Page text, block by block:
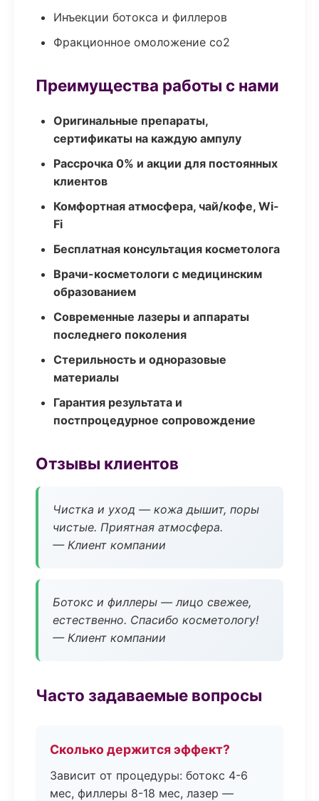
Инъекции ботокса и филлеров
Фракционное омоложение co2
Преимущества работы с нами
Оригинальные препараты,
сертификаты на каждую ампулу
Рассрочка 0% и акции для постоянных
клиентов
Комфортная атмосфера, чай/кофе, Wi-
Fi
Бесплатная консультация косметолога
Врачи-косметологи с медицинским
образованием
Современные лазеры и аппараты
последнего поколения
Стерильность и одноразовые
материалы
Гарантия результата и
постпроцедурное сопровождение
Отзывы клиентов
Чистка и уход — кожа дышит, поры
чистые. Приятная атмосфера.
— Клиент компании
Ботокс и филлеры — лицо свежее,
естественно. Спасибо косметологу!
— Клиент компании
Часто задаваемые вопросы
Сколько держится эффект?
Зависит от процедуры: ботокс 4-6
мес, филлеры 8-18 мес, лазер —